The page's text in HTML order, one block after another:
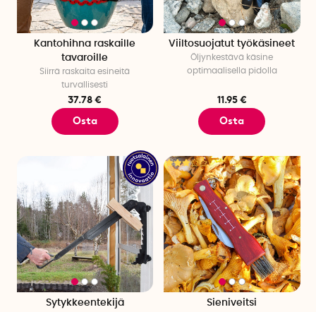
Kantohihna raskaille
tavaroille
Siirrä raskaita esineitä
turvallisesti
37.78 €
Osta
Viiltosuojatut työkäsineet
Öljynkestävä käsine
optimaalisella pidolla
11.95 €
Osta
Sytykkeentekijä Sieniveitsi